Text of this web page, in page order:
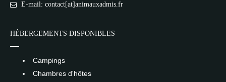
E-mail: contact[at]animauxadmis.fr
HÉBERGEMENTS DISPONIBLES
Campings
Chambres d'hôtes